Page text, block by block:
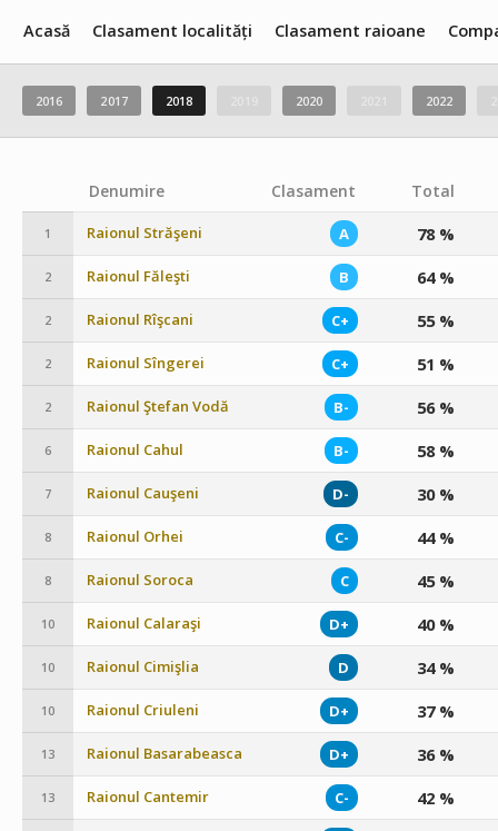
Acasă Clasament localități Clasament raioane
2016 2017 2018 2020 2022
Denumire Clasament Total
1 Raionul Străşeni A 78 %
2 Raionul Făleşti B 64 %
2 Raionul Rîşcani C+ 55 %
2 Raionul Sîngerei C+ 51 %
2 Raionul Ştefan Vodă B- 56 %
6 Raionul Cahul B- 58 %
7 Raionul Cauşeni D- 30 %
8 Raionul Orhei C- 44 %
8 Raionul Soroca C 45 %
10 Raionul Calaraşi D+ 40 %
10 Raionul Cimişlia D 34 %
10 Raionul Criuleni D+ 37 %
13 Raionul Basarabeasca D+ 36 %
13 Raionul Cantemir C- 42 %